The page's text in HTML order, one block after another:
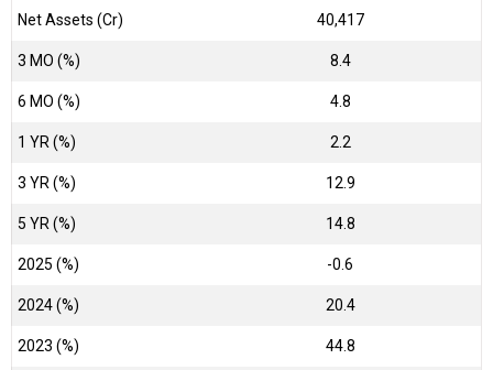
Net Assets (Cr) ₹40,417
3 MO (%) 8.4
6 MO (%) 4.8
1 YR (%) 2.2
3 YR (%) 12.9
5 YR (%) 14.8
2025 (%) -0.6
2024 (%) 20.4
2023 (%) 44.8